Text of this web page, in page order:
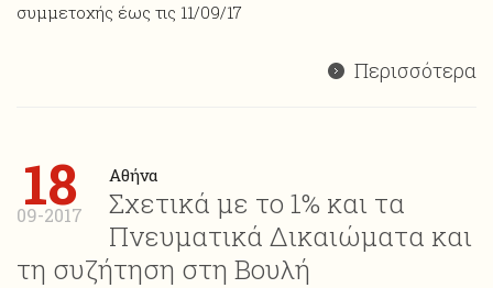
συμμετοχής έως τις 11/09/17
Περισσότερα
18
09-2017
Αθήνα
Σχετικά με το 1% και τα
Πνευματικά Δικαιώματα και
τη συζήτηση στη Βουλή